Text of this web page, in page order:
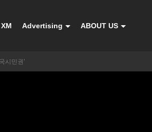
Advertising ABOUT US
시민권’